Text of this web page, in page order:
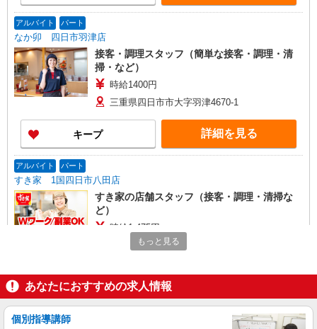
アルバイト パート
なか卯 四日市羽津店
接客・調理スタッフ（簡単な接客・調理・清
掃・など）
時給1400円
三重県四日市市大字羽津4670-1
キープ 詳細を見る
アルバイト パート
すき家 1国四日市八田店
すき家の店舗スタッフ（接客・調理・清掃な
ど）
時給1,475円
三重県四日市市八田3-2-24
キープ 詳細を見る
アルバイト パート
かつ庵 四日市大矢知店
もっと見る
あなたにおすすめの求人情報
個別指導講師